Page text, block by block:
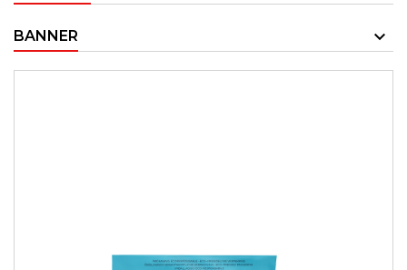
BANNER